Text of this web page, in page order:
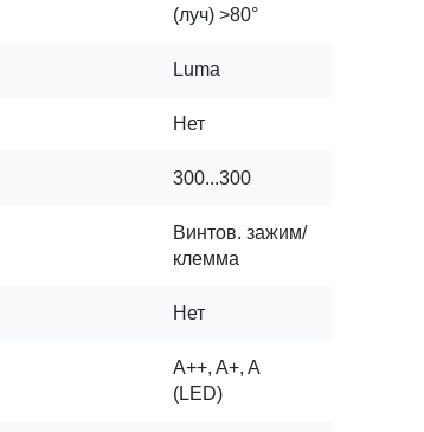
(луч) >80°
Luma
Нет
300...300
Винтов. зажим/
клемма
Нет
A++, A+, A
(LED)